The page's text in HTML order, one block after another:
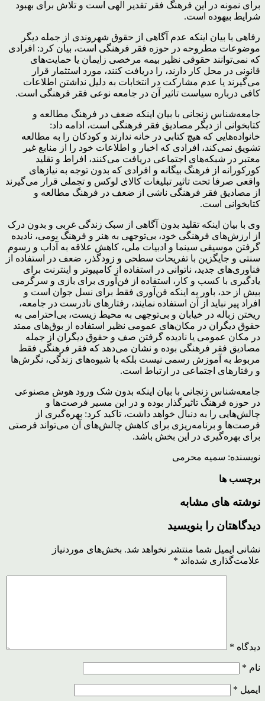
برای نمونه در این فرهنگ فقر تقدیر الهی است و تلاش برای بهبود
شرایط بیهوده است.
رفاهی با بیان اینکه عدم آگاهی از حقوق شهروندی از جمله دیگر
موضوعات مطروحه در حوزه فقر فرهنگی است، بیان کرد: افرادی
که نمی‌توانند حقوقی نظیر بیمه مرخصی زایمان یا حمایت‌های
قانونی در محل کار دارند، را دریافت کنند، مورد استثمار قرار
می‌گیرند یا عدم مشارکت در انتخابات به دلیل نداشتن اطلاعات
کافی درباره سیاست تاثیر آن در جامعه نوعی فقر فرهنگی است.
جامعه‌شناس زنجانی با بیان اینکه ضعف در فرهنگ مطالعه و
کتابخوانی از دیگر مصادیق فقر فرهنگی است، ادامه داد:
خانواده‌هایی که هیچ کتابی در خانه ندارند و کودکان را به مطالعه
تشویق نمی‌کند، افرادی که اخبار و اطلاعات خود را از منابع غیر
معتبر در شبکه‌های اجتماعی دریافت می‌کنند، افراط و تقلید
کورکورانه از فرهنگ بیگانه و افرادی که بدون توجه به نیازهای
واقعی صرفا تحت تاثیر تبلیغات کالای لوکس و تجملی قرار می‌گیرند
از مصادیق فقر فرهنگی ناشی از ضعف در فرهنگ مطالعه و
کتابخوانی است.
وی با بیان اینکه تقلید بدون آگاهی از سبک زندگی غربی و بدون درک
از ارزش‌های فرهنگی خود، بی‌توجهی به هنر و فرهنگ بومی، نادیده
گرفتن موسیقی سینما و ادبیات ملی، کاهش علاقه به آداب و رسوم
سنتی و جایگزین با تفریحات سطحی و زودگذر، ضعف در استفاده از
فناوری‌های جدید، ناتوانی در استفاده از کامپیوتر و اینترنت برای
یادگیری با کسب و کار، استفاده از فن‌آوری برای بازی و سرگرمی
بیش از حد، باور به اینکه فن‌آوری فقط برای نسل جوان است و
افراد پیر نباید از آن استفاده نمایند، رفتارهای نادرست در جامعه،
ریختن زباله در خیابان و بی‌توجهی به محیط زیست، بی‌احترامی به
حقوق دیگران در مکان‌های عمومی نظیر استفاده از بوق‌های ممتد
در مکان عمومی یا نادیده گرفتن صف و حقوق دیگران از جمله
مصادیق فقر فرهنگی بوده و نشان می‌دهد که فقر فرهنگی فقط
مربوط به آموزش رسمی نیست بلکه با شیوه‌های زندگی، نگرش‌ها
و رفتارهای اجتماعی در ارتباط است.
جامعه‌شناس زنجانی با بیان اینکه بدون شک ورود هوش مصنوعی
در حوزه فرهنگ تاثیرگذار بوده و در این مسیر فرصت‌ها و
چالش‌هایی را به دنبال خواهد داشت، تاکید کرد: بهره‌گیری از
فرصت‌ها و برنامه‌ریزی برای کاهش چالش‌های آن می‌تواند فرصتی
برای بهره‌گیری در این بخش باشد.
نویسنده: سمیه محرمی
برچسب ها
نوشته های مشابه
دیدگاهتان را بنویسید
نشانی ایمیل شما منتشر نخواهد شد. بخش‌های موردنیاز
علامت‌گذاری شده‌اند *
دیدگاه *
نام *
ایمیل *